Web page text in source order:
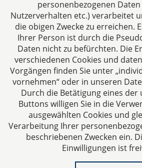
Über uns
Ihre Ansprechpartner für Fragen
Gesellschaftsrecht,
Vertragsrecht.
Impressum
Datenschutzerklärung
personenbezogenen Daten
Nutzerverhalten etc.) verarbeitet
die obigen Zwecke zu erreichen.
Ihrer Person ist durch die
Daten nicht zu befürchten. Die
verschiedenen Cookies und
Vorgängen finden Sie unter
vornehmen“ oder in unseren
Durch die Betätigung eines
Buttons willigen Sie in die
ausgewählten Cookies und
Verarbeitung Ihrer
beschriebenen Zwecken ein.
Einwilligungen ist